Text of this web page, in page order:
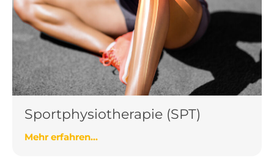
Sportphysiotherapie (SPT)
Mehr erfahren...